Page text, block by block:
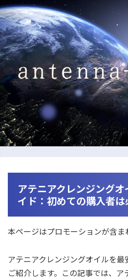
アテニアクレンジング
イド：初めての購入者は
本ページはプロモーションが含ま
アテニアクレンジングオイルを
ご紹介します。この記事では、